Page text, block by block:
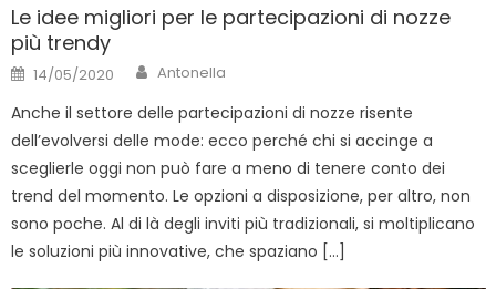
Le idee migliori per le partecipazioni di nozze
più trendy
Posted
on
14/05/2020 Author
Antonella
Anche il settore delle partecipazioni di nozze risente
dell’evolversi delle mode: ecco perché chi si accinge a
sceglierle oggi non può fare a meno di tenere conto dei
trend del momento. Le opzioni a disposizione, per altro, non
sono poche. Al di là degli inviti più tradizionali, si moltiplicano
le soluzioni più innovative, che spaziano […]